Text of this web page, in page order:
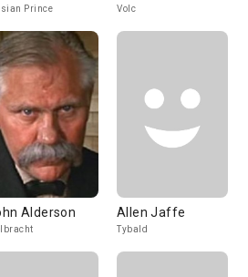
Prince Volc
Alderson Allen Jaffe
Tybald